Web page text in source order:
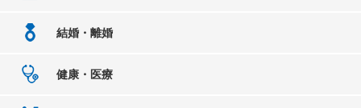
結婚・離婚
健康・医療